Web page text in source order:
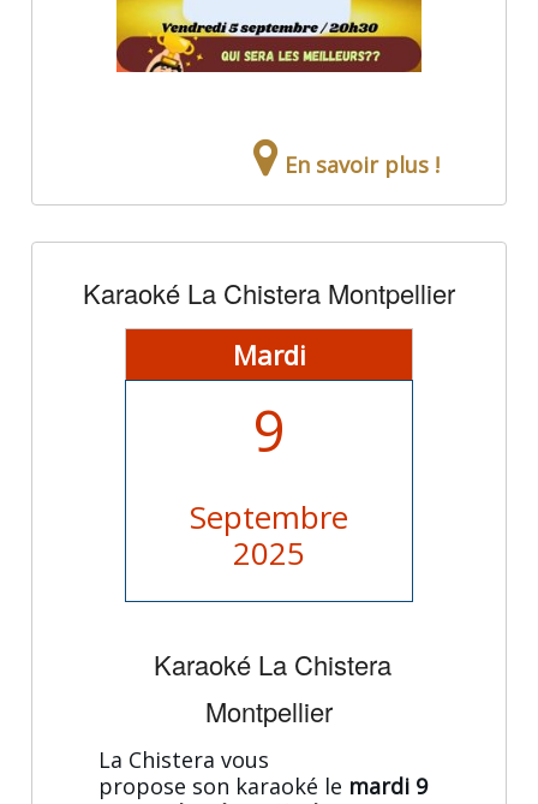
En savoir plus !
Karaoké La Chistera Montpellier
Mardi
9
Septembre
2025
Karaoké La Chistera
Montpellier
La Chistera vous
propose son karaoké le mardi 9